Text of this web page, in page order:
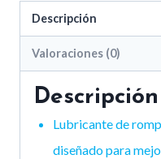
Descripción
Valoraciones (0)
Descripción
Lubricante de
diseñado para